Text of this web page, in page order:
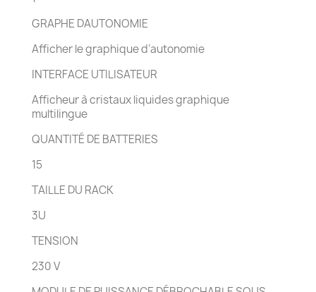
GRAPHE DAUTONOMIE
Afficher le graphique d’autonomie
INTERFACE UTILISATEUR
Afficheur à cristaux liquides graphique
multilingue
QUANTITÉ DE BATTERIES
15
TAILLE DU RACK
3U
TENSION
230 V